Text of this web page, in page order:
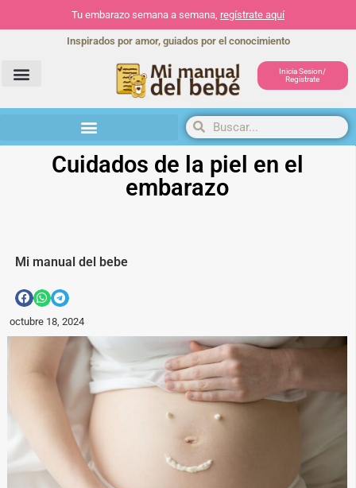
Tu embarazo semana a semana, regístrate aquí
Inspirados por amor, guiados por el conocimiento
Inicia Sesion/
Registrate
Cuidados de la piel en el
embarazo
Mi manual del bebe
octubre 18, 2024